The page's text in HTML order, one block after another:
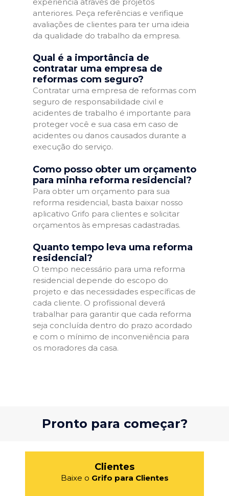
anteriores. Peça referências e verifique
avaliações de clientes para ter uma ideia
da qualidade do trabalho da empresa.
Qual é a importância de
contratar uma empresa de
reformas com seguro?
Contratar uma empresa de reformas com
seguro de responsabilidade civil e
acidentes de trabalho é importante para
proteger você e sua casa em caso de
acidentes ou danos causados durante a
execução do serviço.
Como posso obter um orçamento
para minha reforma residencial?
Para obter um orçamento para sua
reforma residencial, basta baixar nosso
aplicativo Grifo para clientes e solicitar
orçamentos às empresas cadastradas.
Quanto tempo leva uma reforma
residencial?
O tempo necessário para uma reforma
residencial depende do escopo do
projeto e das necessidades específicas de
cada cliente. O profissional deverá
trabalhar para garantir que cada reforma
seja concluída dentro do prazo acordado
e com o mínimo de inconveniência para
os moradores da casa.
Pronto para começar?
Clientes
Baixe o Grifo para Clientes